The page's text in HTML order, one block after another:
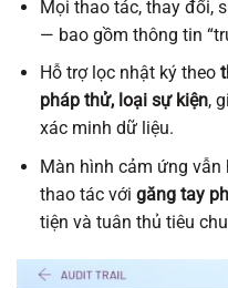
Mọi thao tác, thay đổi,
— bao gồm thông tin
Hỗ trợ lọc nhật ký theo
pháp thử, loại sự kiện,
xác minh dữ liệu.
Màn hình cảm ứng
thao tác với găng tay
tiện và tuân thủ tiêu